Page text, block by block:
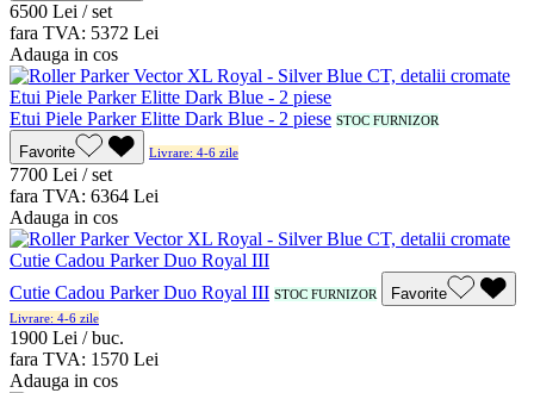
6500 Lei / set
fara TVA: 5372 Lei
Adauga in cos
Etui Piele Parker Elitte Dark Blue - 2 piese STOC FURNIZOR
Favorite Livrare: 4-6 zile
7700 Lei / set
fara TVA: 6364 Lei
Adauga in cos
Cutie Cadou Parker Duo Royal III STOC FURNIZOR Favorite
Livrare: 4-6 zile
1900 Lei / buc.
fara TVA: 1570 Lei
Adauga in cos